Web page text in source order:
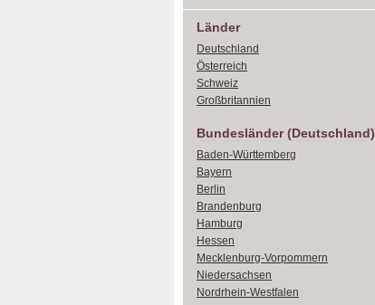
Länder
Deutschland
Österreich
Schweiz
Großbritannien
Bundesländer (Deutschland)
Baden-Württemberg
Bayern
Berlin
Brandenburg
Hamburg
Hessen
Mecklenburg-Vorpommern
Niedersachsen
Nordrhein-Westfalen